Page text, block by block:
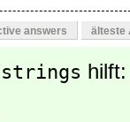
answers älteste
hilft: